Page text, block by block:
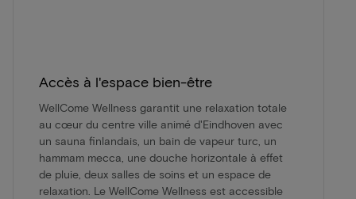
Accès à l'espace bien-être
WellCome Wellness garantit une relaxation totale
au cœur du centre ville animé d'Eindhoven avec
un sauna finlandais, un bain de vapeur turc, un
hammam mecca, une douche horizontale à effet
de pluie, deux salles de soins et un espace de
relaxation. Le WellCome Wellness est accessible